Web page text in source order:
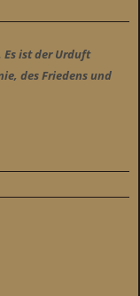
Es ist der Urduft
des Friedens und